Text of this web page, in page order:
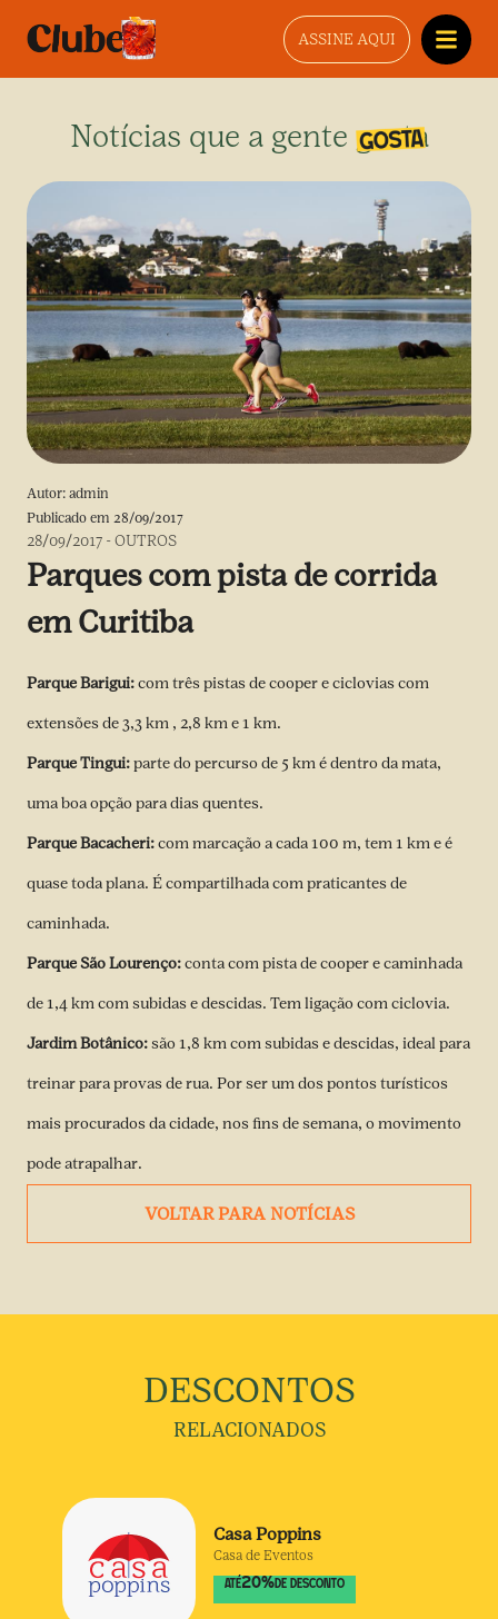
ASSINE AQUI
Notícias que a gente gosta
Autor: admin
Publicado em 28/09/2017
28/09/2017 -OUTROS
Parques com pista de corrida
em Curitiba
Parque Barigui:com três pistas de cooper e ciclovias com
extensões de 3,3 km , 2,8 km e 1 km.
Parque Tingui:parte do percurso de 5 km é dentro da mata,
uma boa opção para dias quentes.
Parque Bacacheri:com marcação a cada 100 m, tem 1 km e é
quase toda plana. É compartilhada com praticantes de
caminhada.
Parque São Lourenço:conta com pista de cooper e caminhada
de 1,4 km com subidas e descidas. Tem ligação com ciclovia.
Jardim Botânico:são 1,8 km com subidas e descidas, ideal para
treinar para provas de rua. Por ser um dos pontos turísticos
mais procurados da cidade, nos fins de semana, o movimento
pode atrapalhar.
VOLTAR PARA NOTÍCIAS
DESCONTOS
RELACIONADOS
Casa Poppins
Casa de Eventos
ATÉ20% DE DESCONTO